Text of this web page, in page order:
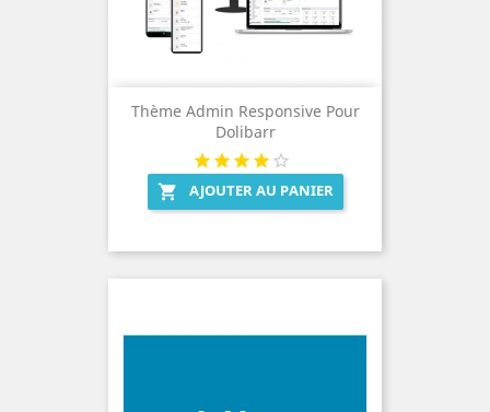
Thème Admin Responsive Pour
Dolibarr
 AJOUTER AU PANIER